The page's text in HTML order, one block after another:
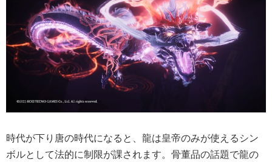
時代が下り唐の時代になると、龍は皇帝のみが使えるシン
ボルとして法的に制限が課されます。骨董品の話題で龍の